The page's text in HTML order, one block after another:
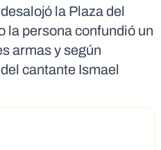
la Plaza del
la persona confundió un
armas y según
cantante Ismael